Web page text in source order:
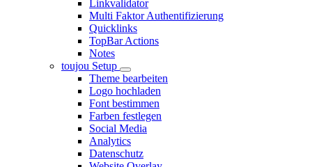
Linkvalidator
Multi Faktor Authentifizierung
Quicklinks
TopBar Actions
Notes
toujou Setup
Theme bearbeiten
Logo hochladen
Font bestimmen
Farben festlegen
Social Media
Analytics
Datenschutz